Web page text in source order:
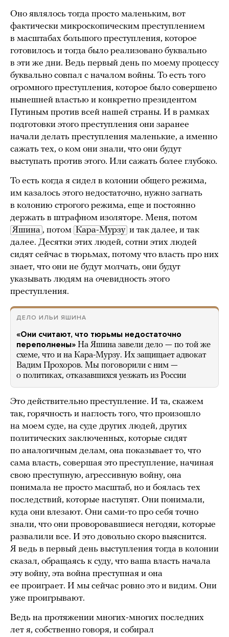
Оно являлось тогда просто маленьким, вот
фактически микроскопическим преступлением
в масштабах большого преступления, которое
готовилось и тогда было реализовано буквально
в эти же дни. Ведь первый день по моему процессу
буквально совпал с началом войны. То есть того
огромного преступления, которое было совершено
нынешней властью и конкретно президентом
Путиным против всей нашей страны. И в рамках
подготовки этого преступления они заранее
начали делать преступления маленькие, а именно
сажать тех, о ком они знали, что они будут
выступать против этого. Или сажать более глубоко.
То есть когда я сидел в колонии общего режима,
им казалось этого недостаточно, нужно загнать
в колонию строгого режима, еще и постоянно
держать в штрафном изоляторе. Меня, потом
Яшина , потом Кара-Мурзу и так далее, и так
далее. Десятки этих людей, сотни этих людей
сидят сейчас в тюрьмах, потому что власть про них
знает, что они не будут молчать, они будут
указывать людям на очевидность этого
преступления.
ДЕЛО ИЛЬИ ЯШИНА
«Они считают, что тюрьмы недостаточно
переполнены» На Яшина завели дело — по той же
схеме, что и на Кара-Мурзу. Их защищает адвокат
Вадим Прохоров. Мы поговорили с ним —
о политиках, отказавшихся уезжать из России
Это действительно преступление. И та, скажем
так, горячность и наглость того, что произошло
на моем суде, на суде других людей, других
политических заключенных, которые сидят
по аналогичным делам, она показывает то, что
сама власть, совершая это преступление, начиная
свою преступную, агрессивную войну, она
понимала не просто масштаб, но и боялась тех
последствий, которые наступят. Они понимали,
куда они влезают. Они сами-то про себя точно
знали, что они проворовавшиеся негодяи, которые
развалили все. И это довольно скоро выяснится.
Я ведь в первый день выступления тогда в колонии
сказал, обращаясь к суду, что ваша власть начала
эту войну, эта война преступная и она
ее проиграет. И мы сейчас ровно это и видим. Они
уже проигрывают.
Ведь на протяжении многих-многих последних
лет я, собственно говоря, и собирал